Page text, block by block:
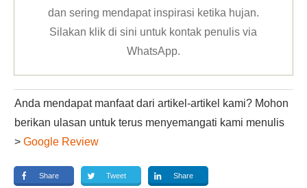
dan sering mendapat inspirasi ketika hujan.
Silakan klikdi sini untuk kontak penulis via
WhatsApp.
Anda mendapat manfaat dari artikel-artikel kami? Mohon
berikan ulasan untuk terus menyemangati kami menulis
> Google Review
Share Tweet Share